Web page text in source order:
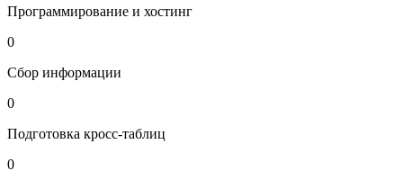
Программирование и хостинг
0
Сбор информации
0
Подготовка кросс-таблиц
0